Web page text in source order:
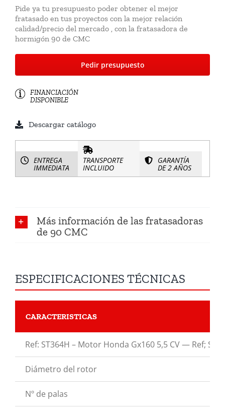
Pide ya tu presupuesto poder obtener el mejor
fratasado en tus proyectos con la mejor relación
calidad/precio del mercado , con la fratasadora de
hormigón 90 de CMC
Pedir presupuesto
FINANCIACIÓN
DISPONIBLE
Descargar catálogo
ENTREGA
IMMEDIATA
TRANSPORTE
INCLUIDO
GARANTÍA
DE 2 AÑOS
Más información de las fratasadoras
de 90 CMC
ESPECIFICACIONES TÉCNICAS
CARACTERISTICAS
Ref: ST364H – Motor Honda Gx160 5,5 CV — Ref;
Diámetro del rotor
Nº de palas